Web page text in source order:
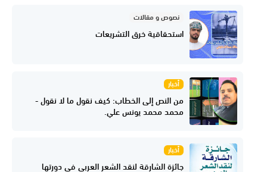
نصوص و مقالات
استحقاقية خرق التشريعات
أخبار
من النص إلى الخطاب: كيف نقول ما لا نقول -
محمد محمد يونس علي.
أخبار
جائزة الشارقة لنقد الشعر العربي في دورتها